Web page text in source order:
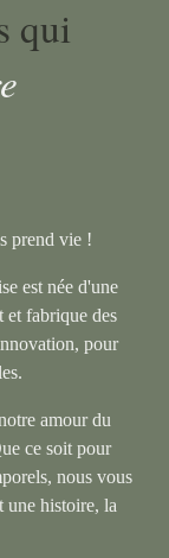
qui
prend vie !
est née d'une
et fabrique des
pour
amour du
ce soit pour
nous vous
une histoire, la